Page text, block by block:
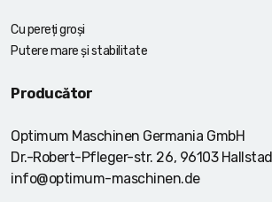
Cu pereți groși
Putere mare și stabilitate
Producător
Optimum Maschinen Germania GmbH
Dr.-Robert-Pfleger-str. 26, 96103
info@optimum-maschinen.de